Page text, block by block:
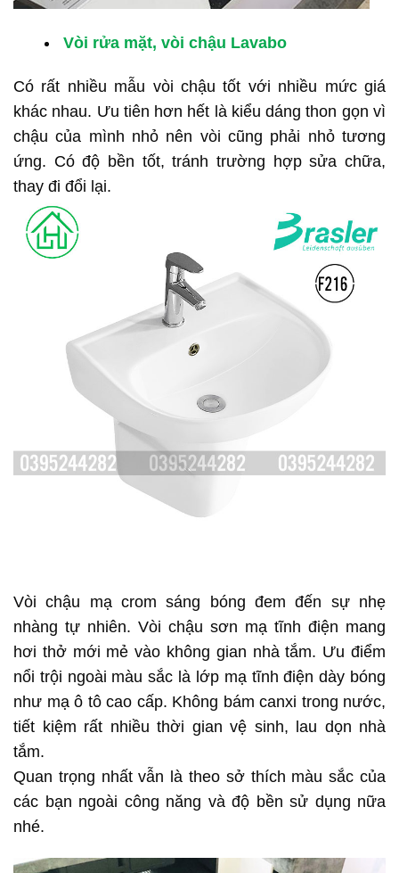
Vòi rửa mặt, vòi chậu Lavabo
Có rất nhiều mẫu vòi chậu tốt với nhiều mức giá
khác nhau. Ưu tiên hơn hết là kiểu dáng thon gọn vì
chậu của mình nhỏ nên vòi cũng phải nhỏ tương
ứng. Có độ bền tốt, tránh trường hợp sửa chữa,
thay đi đổi lại.
Vòi chậu mạ crom sáng bóng đem đến sự nhẹ
nhàng tự nhiên. Vòi chậu sơn mạ tĩnh điện mang
hơi thở mới mẻ vào không gian nhà tắm. Ưu điểm
nổi trội ngoài màu sắc là lớp mạ tĩnh điện dày bóng
như mạ ô tô cao cấp. Không bám canxi trong nước,
tiết kiệm rất nhiều thời gian vệ sinh, lau dọn nhà
tắm.
Quan trọng nhất vẫn là theo sở thích màu sắc của
các bạn ngoài công năng và độ bền sử dụng nữa
nhé.